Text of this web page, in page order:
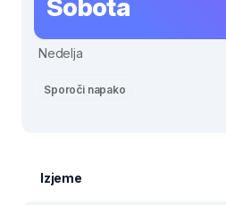
Sobota
Nedelja
Sporoči napako
Izjeme